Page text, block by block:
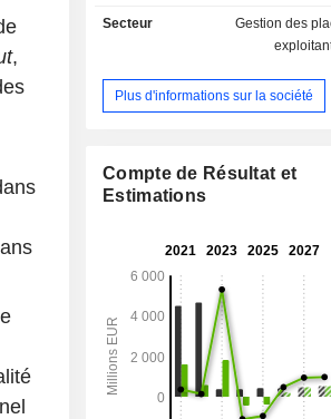
,
service de leur développement
ses plus de 450 collaborateurs,
mondiaux via 14 bureaux répartis en
Asie et aux Etats-Unis, ainsi que
familial ainsi que sa structure
lui permettent de s'inscrire dans
Séoul, Singapour, Tokyo et Saõ Paulo.
Secteur
Gestion des
Plus d'informations sur la société
Compte de Résultat et
Estimations